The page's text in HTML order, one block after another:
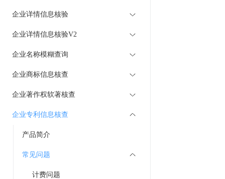
企业详情信息核验
企业详情信息核验V2
企业名称模糊查询
企业商标信息核查
企业著作权软著核查
企业专利信息核查
产品简介
常见问题
计费问题